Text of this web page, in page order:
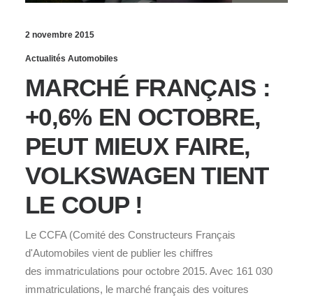
2 novembre 2015
Actualités Automobiles
MARCHÉ FRANÇAIS :
+0,6% EN OCTOBRE,
PEUT MIEUX FAIRE,
VOLKSWAGEN TIENT
LE COUP !
Le CCFA (Comité des Constructeurs Français
d'Automobiles vient de publier les chiffres
des immatriculations pour octobre 2015. Avec 161 030
immatriculations, le marché français des voitures